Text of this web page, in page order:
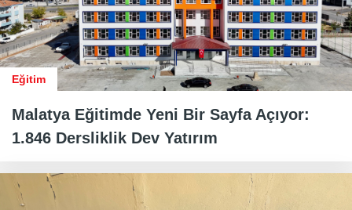
Eğitim
Malatya Eğitimde Yeni Bir Sayfa Açıyor:
1.846 Dersliklik Dev Yatırım